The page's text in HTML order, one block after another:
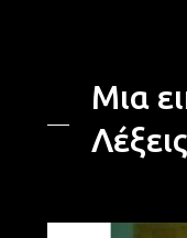
Μια
Λέξεις